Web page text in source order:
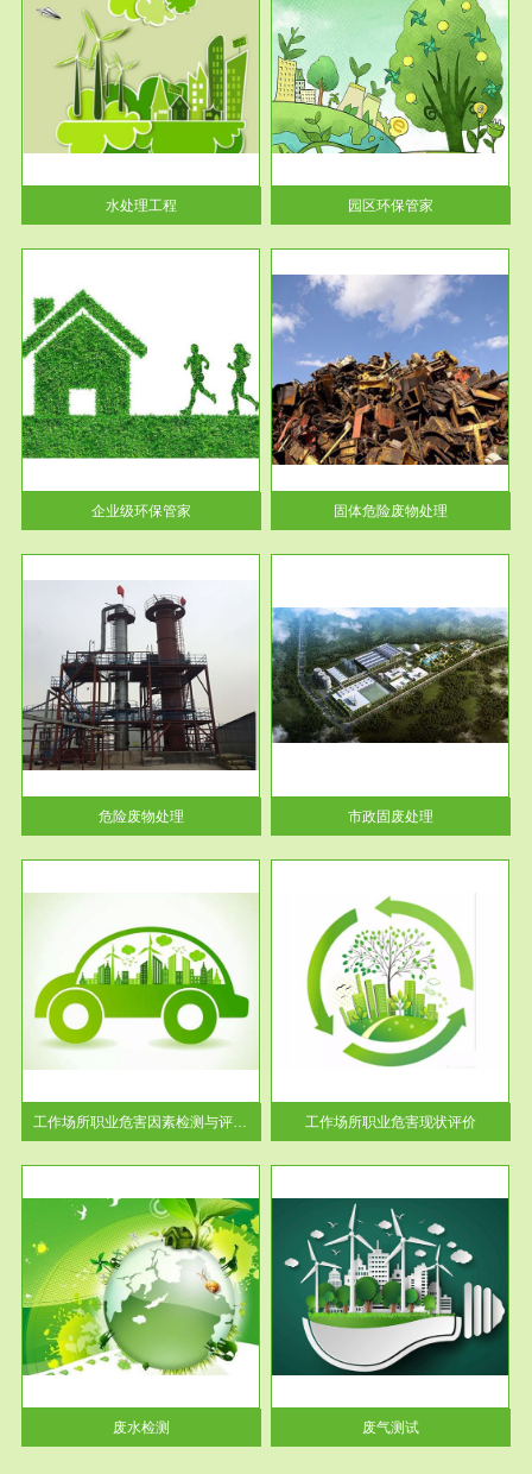
水处理工程
服务范围
园区环保管家
2016 年 4 月，环保部下发《关
于积极发挥环境保护作用促进供
给侧结...
园区环保管家
企业级环保管家
服务范围
固体危险废物处理
固体废物解释：固体废物是指人
们在生产建设、日常生活和其他
活动中...
固体危险废物处理
危险废物处理
服务范围
市政固废处理
蔚蓝生态环境科技所从事的市政
废物处理业务包括市政废物的处
理处...
市政固废处理
工作场所职业危害因素检测与评价...
服务范围
工作场所职业危害现状评价
【现状评价意义】：具体因素---
-通过质谱分析等多种手段明确
工作场...
工作场所职业危害现状评价
废水检测
服务范围
废气测试
检测范围工业废气检测包括有机
废气和无机废气。有机废气主要
包括...
废气测试